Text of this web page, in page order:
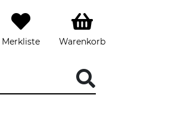
Merkliste Warenkorb